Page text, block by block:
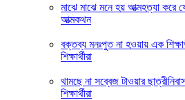
মাঝে মাঝে মনে হয় আত্মহত্যা করে
আত্মকথন
বক্তব্য মনঃপুত না হওয়ায় এক
শিক্ষার্থীরা
থামছে না সব্বেজ টাওয়ার
শিক্ষার্থীরা